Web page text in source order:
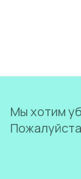
Мы хотим